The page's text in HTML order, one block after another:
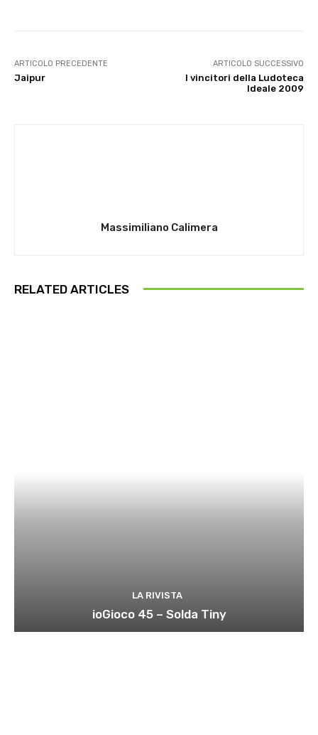
ARTICOLO PRECEDENTE
Jaipur
ARTICOLO SUCCESSIVO
I vincitori della Ludoteca
Ideale 2009
Massimiliano Calimera
RELATED ARTICLES
LA RIVISTA
ioGioco 45 – Solda Tiny